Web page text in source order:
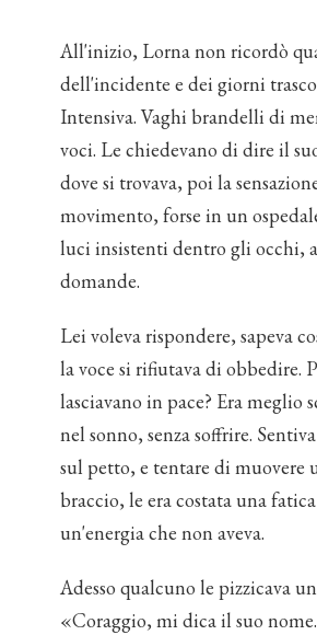
All'inizio, Lorna non ricordò
dell'incidente e dei giorni
Intensiva. Vaghi brandelli di
voci. Le chiedevano di dire il
dove si trovava, poi la
movimento, forse in un
luci insistenti dentro gli occhi,
domande.
Lei voleva rispondere, sapeva
la voce si rifiutava di obbedire.
lasciavano in pace? Era meglio
nel sonno, senza soffrire.
sul petto, e tentare di muovere
braccio, le era costata una
un'energia che non aveva.
Adesso qualcuno le pizzicava
«Coraggio, mi dica il suo